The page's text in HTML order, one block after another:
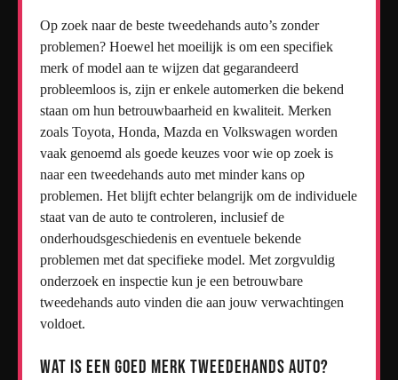
Op zoek naar de beste tweedehands auto’s zonder
problemen? Hoewel het moeilijk is om een specifiek
merk of model aan te wijzen dat gegarandeerd
probleemloos is, zijn er enkele automerken die bekend
staan om hun betrouwbaarheid en kwaliteit. Merken
zoals Toyota, Honda, Mazda en Volkswagen worden
vaak genoemd als goede keuzes voor wie op zoek is
naar een tweedehands auto met minder kans op
problemen. Het blijft echter belangrijk om de individuele
staat van de auto te controleren, inclusief de
onderhoudsgeschiedenis en eventuele bekende
problemen met dat specifieke model. Met zorgvuldig
onderzoek en inspectie kun je een betrouwbare
tweedehands auto vinden die aan jouw verwachtingen
voldoet.
Wat is een goed merk tweedehands auto?